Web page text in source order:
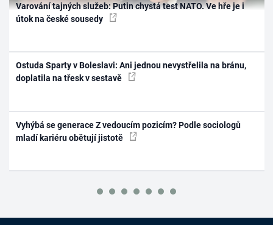
Varování tajných služeb: Putin chystá test NATO. Ve hře je i
útok na české sousedy
Ostuda Sparty v Boleslavi: Ani jednou nevystřelila na bránu,
doplatila na třesk v sestavě
Vyhýbá se generace Z vedoucím pozicím? Podle sociologů
mladí kariéru obětují jistotě